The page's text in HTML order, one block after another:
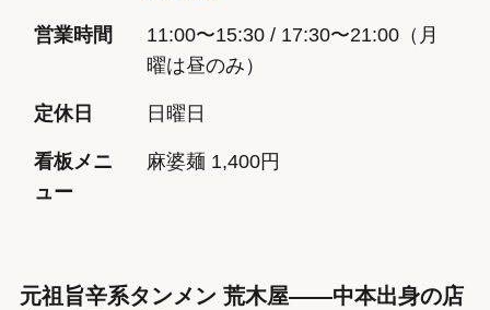
営業時間
11:00〜15:30 / 17:30〜21:00（月
曜は昼のみ）
定休日 日曜日
看板メニ
ュー
麻婆麺 1,400円
元祖旨辛系タンメン 荒木屋——中本出身の店